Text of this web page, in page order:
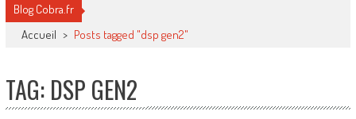
Blog Cobra.fr
Accueil > Posts tagged "dsp gen2"
TAG: DSP GEN2